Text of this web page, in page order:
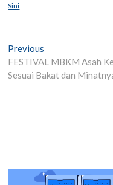
Sini
Post
navigation
Previous
post:
FESTIVAL MBKM Asah
Sesuai Bakat dan